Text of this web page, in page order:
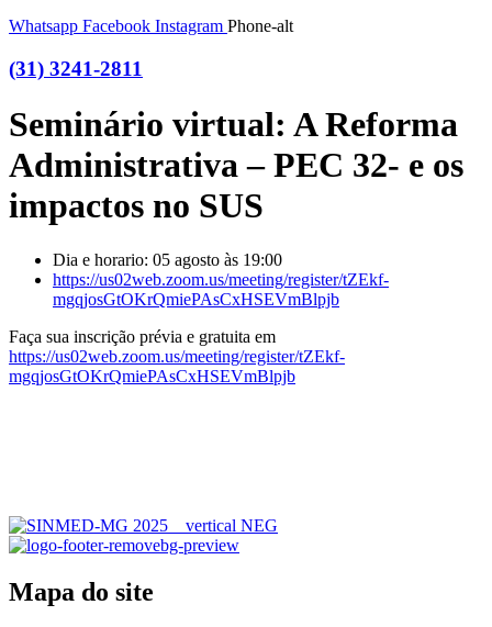
Whatsapp Facebook Instagram Phone-alt
(31) 3241-2811
Seminário virtual: A Reforma
Administrativa – PEC 32- e os
impactos no SUS
Dia e horario: 05 agosto às 19:00
https://us02web.zoom.us/meeting/register/tZEkf-
mgqjosGtOKrQmiePAsCxHSEVmBlpjb
Faça sua inscrição prévia e gratuita em
https://us02web.zoom.us/meeting/register/tZEkf-
mgqjosGtOKrQmiePAsCxHSEVmBlpjb
Mapa do site